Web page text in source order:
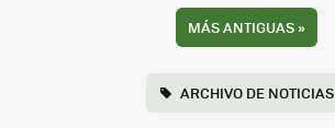
MÁS ANTIGUAS»
ARCHIVO DE NOTICIAS